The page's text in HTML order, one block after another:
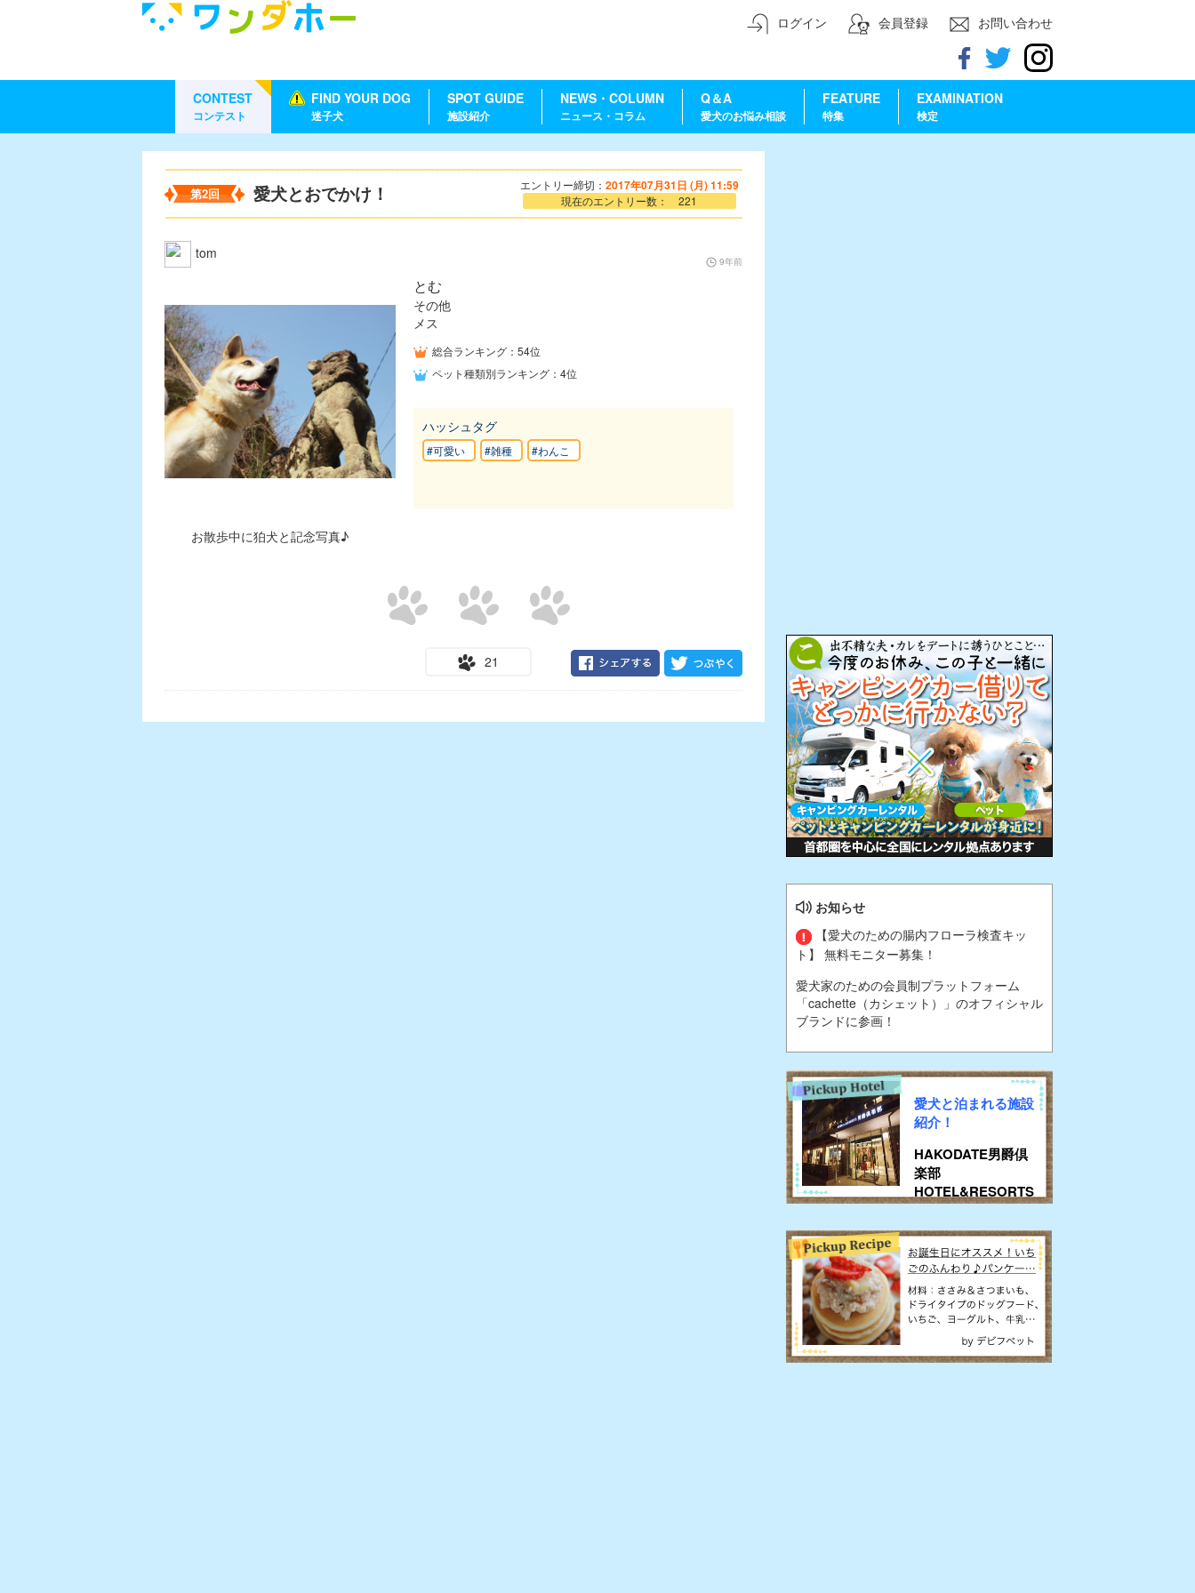
ログイン 会員登録 お問い合わせ
CONTEST
コンテスト
FIND YOUR DOG
迷子犬
SPOT GUIDE
施設紹介
NEWS・COLUMN
ニュース・コラム
Q＆A
愛犬のお悩み相談
FEATURE
特集
EXAMINATION
検定
第2回 愛犬とおでかけ！ エントリー締切： 2017年07月31日 (月) 11:59
現在のエントリー数： 221
tom 9年前
とむ
その他
メス
総合ランキング：54位
ペット種類別ランキング：4位
ハッシュタグ
#可愛い #雑種 #わんこ
お散歩中に狛犬と記念写真♪
21
お知らせ
【愛犬のための腸内フローラ検査キッ
ト】 無料モニター募集！
愛犬家のための会員制プラットフォーム
「cachette（カシェット）」のオフィシャル
ブランドに参画！
愛犬と泊まれる施設
紹介！
HAKODATE男爵倶
楽部
HOTEL&RESORTS